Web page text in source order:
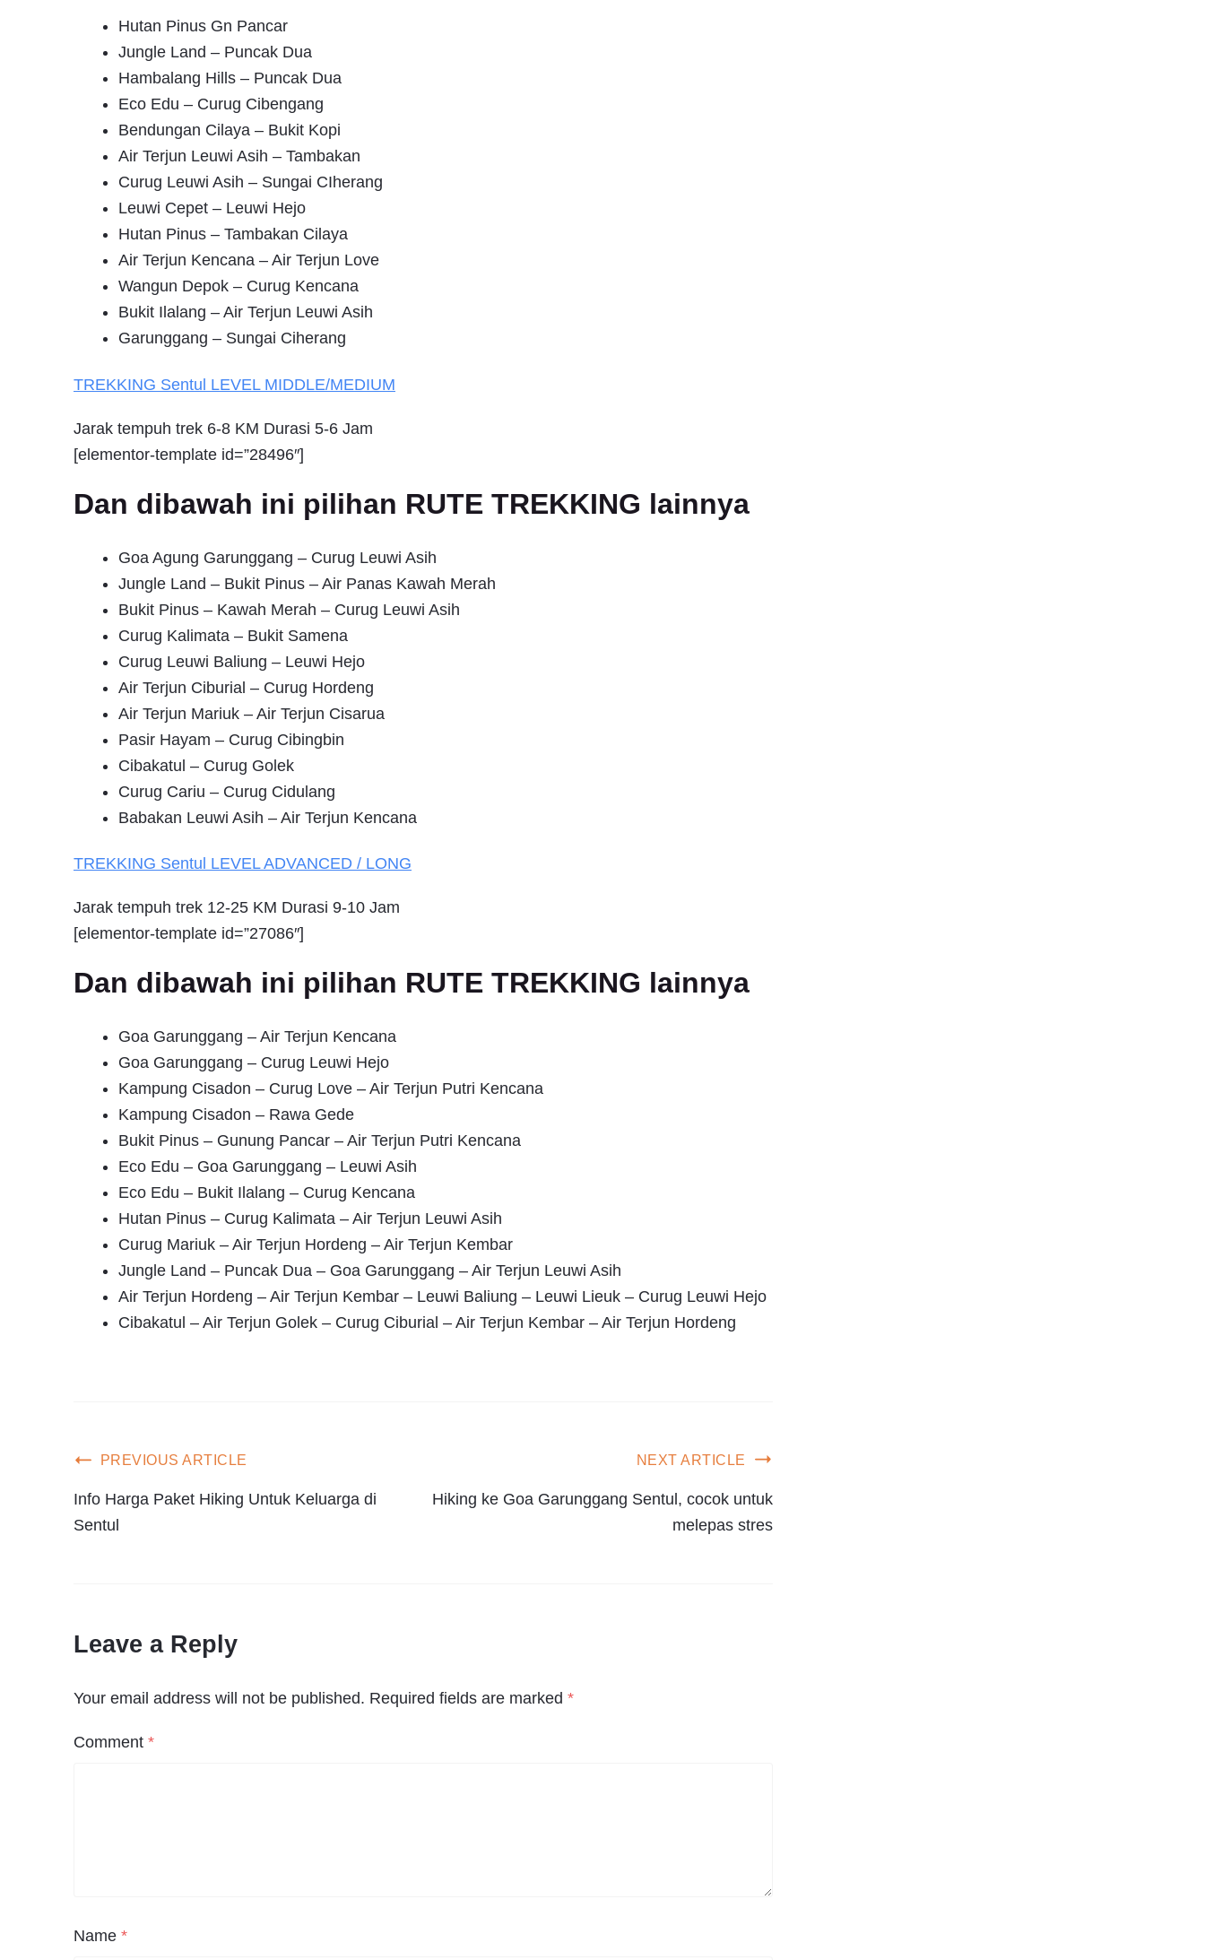
Hutan Pinus Gn Pancar
Jungle Land – Puncak Dua
Hambalang Hills – Puncak Dua
Eco Edu – Curug Cibengang
Bendungan Cilaya – Bukit Kopi
Air Terjun Leuwi Asih – Tambakan
Curug Leuwi Asih – Sungai CIherang
Leuwi Cepet – Leuwi Hejo
Hutan Pinus – Tambakan Cilaya
Air Terjun Kencana – Air Terjun Love
Wangun Depok – Curug Kencana
Bukit Ilalang – Air Terjun Leuwi Asih
Garunggang – Sungai Ciherang
TREKKING Sentul LEVEL MIDDLE/MEDIUM
Jarak tempuh trek 6-8 KM Durasi 5-6 Jam
[elementor-template id=”28496″]
Dan dibawah ini pilihan RUTE TREKKING lainnya
Goa Agung Garunggang – Curug Leuwi Asih
Jungle Land – Bukit Pinus – Air Panas Kawah Merah
Bukit Pinus – Kawah Merah – Curug Leuwi Asih
Curug Kalimata – Bukit Samena
Curug Leuwi Baliung – Leuwi Hejo
Air Terjun Ciburial – Curug Hordeng
Air Terjun Mariuk – Air Terjun Cisarua
Pasir Hayam – Curug Cibingbin
Cibakatul – Curug Golek
Curug Cariu – Curug Cidulang
Babakan Leuwi Asih – Air Terjun Kencana
TREKKING Sentul LEVEL ADVANCED / LONG
Jarak tempuh trek 12-25 KM Durasi 9-10 Jam
[elementor-template id=”27086″]
Dan dibawah ini pilihan RUTE TREKKING lainnya
Goa Garunggang – Air Terjun Kencana
Goa Garunggang – Curug Leuwi Hejo
Kampung Cisadon – Curug Love – Air Terjun Putri Kencana
Kampung Cisadon – Rawa Gede
Bukit Pinus – Gunung Pancar – Air Terjun Putri Kencana
Eco Edu – Goa Garunggang – Leuwi Asih
Eco Edu – Bukit Ilalang – Curug Kencana
Hutan Pinus – Curug Kalimata – Air Terjun Leuwi Asih
Curug Mariuk – Air Terjun Hordeng – Air Terjun Kembar
Jungle Land – Puncak Dua – Goa Garunggang – Air Terjun Leuwi Asih
Air Terjun Hordeng – Air Terjun Kembar – Leuwi Baliung – Leuwi Lieuk – Curug Leuwi Hejo
Cibakatul – Air Terjun Golek – Curug Ciburial – Air Terjun Kembar – Air Terjun Hordeng
PREVIOUS ARTICLE
Info Harga Paket Hiking Untuk Keluarga di
Sentul
NEXT ARTICLE
Hiking ke Goa Garunggang Sentul, cocok untuk
melepas stres
Leave a Reply
Your email address will not be published. Required fields are marked *
Comment *
Name *